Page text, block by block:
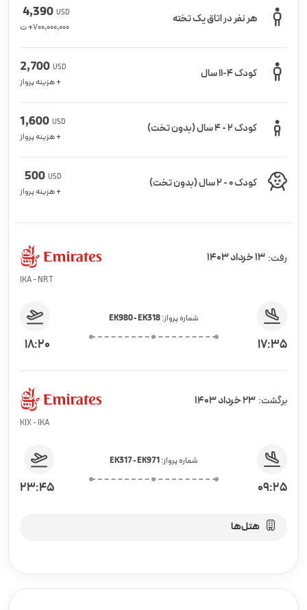
هر نفر در اتاق یک تخته USD
4,390
700,000,000+ ت
کودک 4-11 سال USD
2,700
+ هزینه پرواز
کودک 2 - 4 سال (بدون تخت) USD
1,600
+ هزینه پرواز
کودک 0 - 2 سال (بدون تخت) USD
500
+ هزینه پرواز
رفت: 13 خرداد 1403
IKA - NRT
17:35
شماره پرواز:EK980 - EK318
18:20
برگشت: 23 خرداد 1403
KIX - IKA
09:25
شماره پرواز:EK317 - EK971
23:45
هتل‌ها